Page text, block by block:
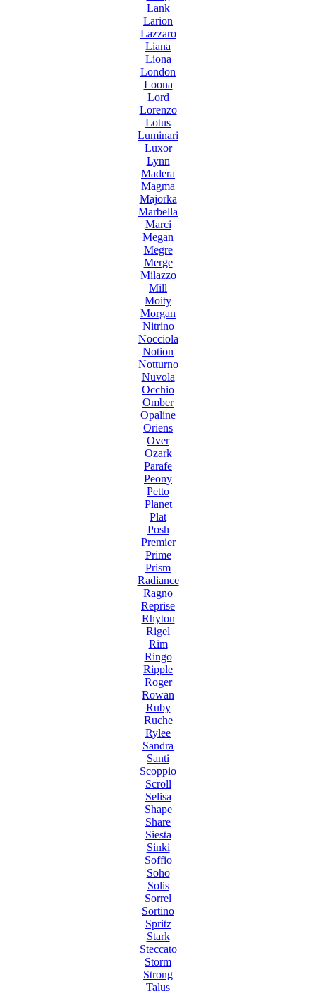
Lank
Larion
Lazzaro
Liana
Liona
London
Loona
Lord
Lorenzo
Lotus
Luminari
Luxor
Lynn
Madera
Magma
Majorka
Marbella
Marci
Megan
Megre
Merge
Milazzo
Mill
Moity
Morgan
Nitrino
Nocciola
Notion
Notturno
Nuvola
Occhio
Omber
Opaline
Oriens
Over
Ozark
Parafe
Peony
Petto
Planet
Plat
Posh
Premier
Prime
Prism
Radiance
Ragno
Reprise
Rhyton
Rigel
Rim
Ringo
Ripple
Roger
Rowan
Ruby
Ruche
Rylee
Sandra
Santi
Scoppio
Scroll
Selisa
Shape
Share
Siesta
Sinki
Soffio
Soho
Solis
Sorrel
Sortino
Spritz
Stark
Steccato
Storm
Strong
Talus